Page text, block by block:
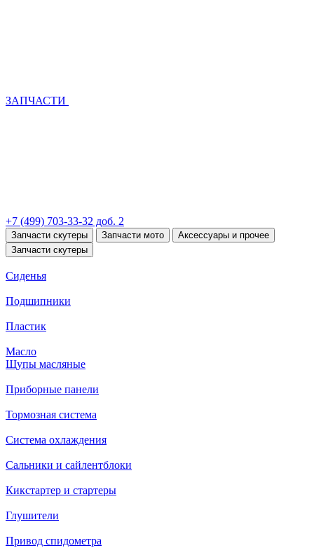
ЗАПЧАСТИ
+7 (499) 703-33-32 доб. 2
Запчасти скутеры Запчасти мото
Аксессуары и прочее
Запчасти скутеры
Сиденья
Подшипники
Пластик
Масло
Щупы масляные
Приборные панели
Тормозная система
Система охлаждения
Сальники и сайлентблоки
Кикстартер и стартеры
Глушители
Привод спидометра